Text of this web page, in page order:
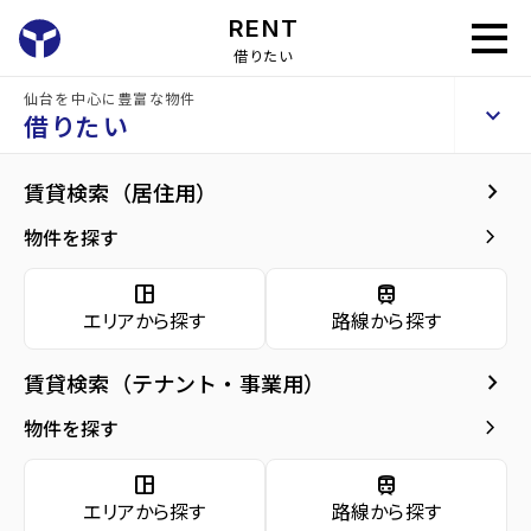
RENT
借りたい
仙台を中心に豊富な物件
借りたい keyboard_arrow_up
賃貸検索（居住用） keyboard_arrow_right
物件を探す keyboard_arrow_right
space_dashboard
エリアから探す
train
路線から探す
賃貸検索（テナント・事業用） keyboard_arrow_right
物件を探す keyboard_arrow_right
space_dashboard
エリアから探す
train
路線から探す
貸事務所 イキビル
建物概要
現在募集中の物件arrow_forward
arrow_forward
地図・周辺環境 arrow_forward
イキビル
アクセス
仙台市地下鉄東西線/青葉通一番町駅 徒歩5
仙石線/あおば通駅 徒歩10分